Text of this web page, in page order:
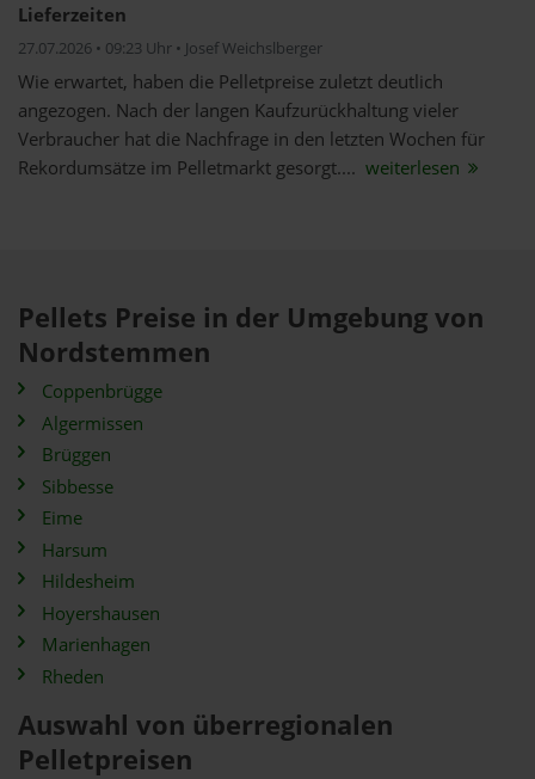
Lieferzeiten
27.07.2026 • 09:23 Uhr • Josef Weichslberger
Wie erwartet, haben die Pelletpreise zuletzt deutlich
angezogen. Nach der langen Kaufzurückhaltung vieler
Verbraucher hat die Nachfrage in den letzten Wochen für
Rekordumsätze im Pelletmarkt gesorgt.... weiterlesen
Pellets Preise in der Umgebung von
Nordstemmen
Coppenbrügge
Algermissen
Brüggen
Sibbesse
Eime
Harsum
Hildesheim
Hoyershausen
Marienhagen
Rheden
Auswahl von überregionalen
Pelletpreisen